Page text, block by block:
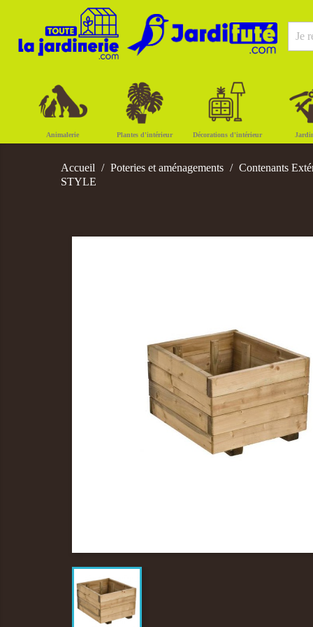
Animalerie Plantes d'intérieur Décorations d'intérieur
Accueil Poteries et aménagements
Contenants
STYLE